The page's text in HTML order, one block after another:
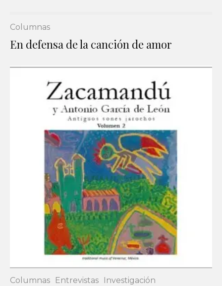
Columnas
En defensa de la canción de amor
Columnas Entrevistas Investigación